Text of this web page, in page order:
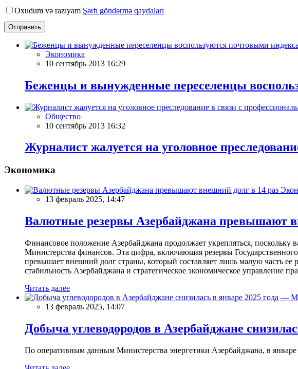
Oxudum və razıyam Şərh göndərmə qaydaları
Отправить
Экономика
10 сентябрь 2013 16:29
Беженцы и вынужденные переселенцы
Общество
10 сентябрь 2013 16:32
Журналист жалуется на уголовное
Экономика
13 февраль 2025, 14:47
Валютные резервы Азербайджана превышают
Финансовое положение Азербайджана продолжает укрепляться,
Министерства финансов. Эта цифра, включающая резервы
превышает внешний долг страны, который составляет лишь малую часть ее
стабильность Азербайджана и стратегическое экономическое управление
Читать далее
13 февраль 2025, 14:07
Добыча углеводородов в Азербайджане
По оперативным данным Министерства энергетики Азербайджана, в